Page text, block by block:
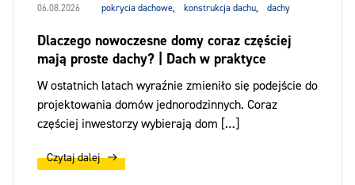
06.08.2026 pokrycia dachowe, konstrukcja dachu, dachy
Dlaczego nowoczesne domy coraz częściej
mają proste dachy? | Dach w praktyce
W ostatnich latach wyraźnie zmieniło się podejście do
projektowania domów jednorodzinnych. Coraz
częściej inwestorzy wybierają dom […]
Czytaj dalej